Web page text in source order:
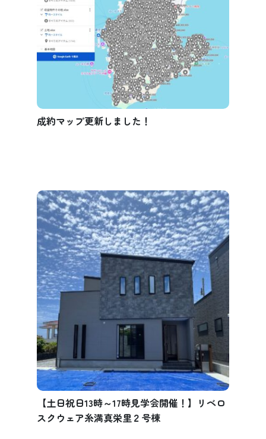
成約マップ更新しました！
【土日祝日13時～17時見学会開催！】リベロ
スクウェア糸満真栄里２号棟